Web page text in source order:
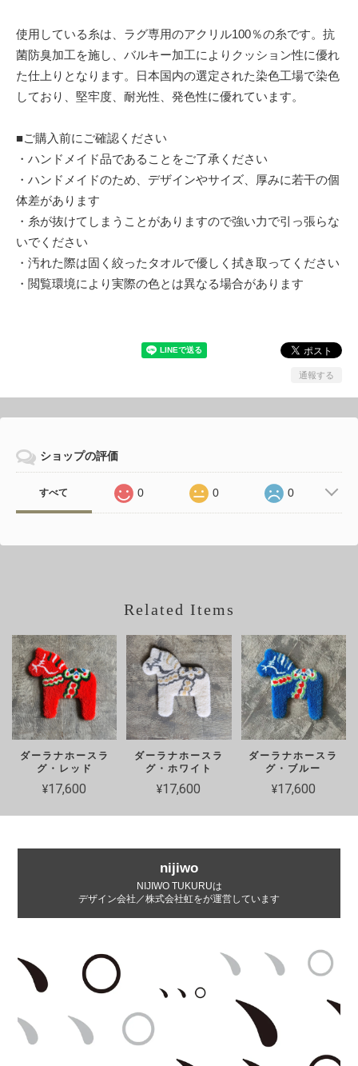
使用している糸は、ラグ専用のアクリル100％の糸です。抗
菌防臭加工を施し、バルキー加工によりクッション性に優れ
た仕上りとなります。日本国内の選定された染色工場で染色
しており、堅牢度、耐光性、発色性に優れています。
■ご購入前にご確認ください
・ハンドメイド品であることをご了承ください
・ハンドメイドのため、デザインやサイズ、厚みに若干の個
体差があります
・糸が抜けてしまうことがありますので強い力で引っ張らな
いでください
・汚れた際は固く絞ったタオルで優しく拭き取ってください
・閲覧環境により実際の色とは異なる場合があります
通報する
ショップの評価
すべて 0 0 0
Related Items
ダーラナホースラ
グ・レッド
¥17,600
ダーラナホースラ
グ・ホワイト
¥17,600
ダーラナホースラ
グ・ブルー
¥17,600
nijiwo
NIJIWO TUKURUは
デザイン会社／株式会社虹をが運営しています